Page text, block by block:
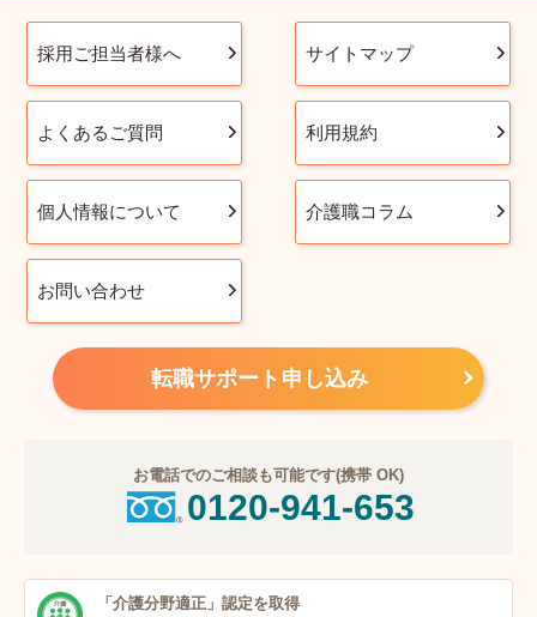
採用ご担当者様へ サイトマップ
よくあるご質問 利用規約
個人情報について 介護職コラム
お問い合わせ
転職サポート申し込み
お電話でのご相談も可能です(携帯 OK)
0120-941-653
「介護分野適正」 認定を取得